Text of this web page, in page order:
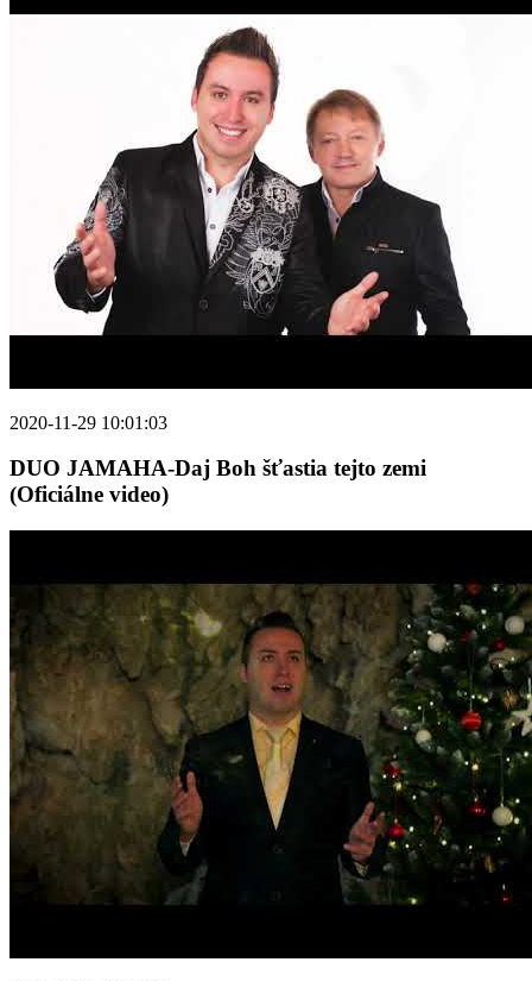
2020-11-29 10:01:03
DUO JAMAHA-Daj Boh šťastia tejto zemi
(Oficiálne video)